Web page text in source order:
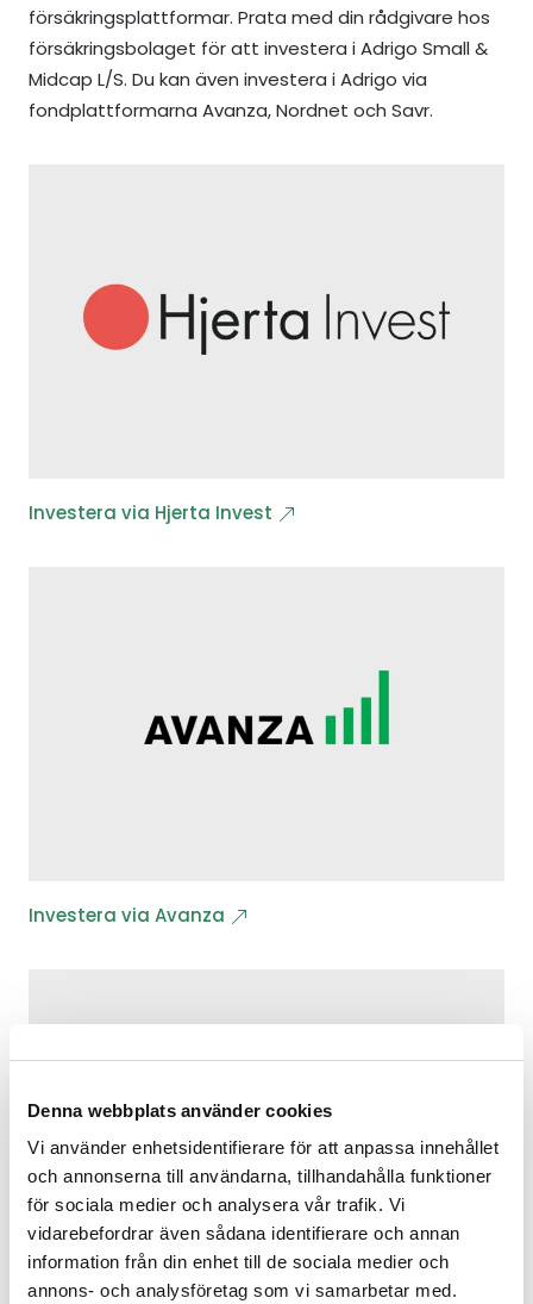
Denna webbplats använder cookies
Vi använder enhetsidentifierare för att anpassa innehållet
och annonserna till användarna, tillhandahålla funktioner
för sociala medier och analysera vår trafik. Vi
vidarebefordrar även sådana identifierare och annan
information från din enhet till de sociala medier och
annons- och analysföretag som vi samarbetar med.
försäkringsplattformar. Prata med din rådgivare hos
försäkringsbolaget för att investera i Adrigo Small &
Midcap L/S. Du kan även investera i Adrigo via
fondplattformarna Avanza, Nordnet och Savr.
Investera via Hjerta Invest
Investera via Avanza